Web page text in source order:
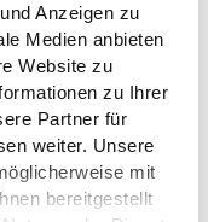
Anzeigen zu
Medien anbieten
Website zu
zu Ihrer
Partner für
weiter. Unsere
mit
bereitgestellt
Weise
PASS
Von „Hochsitz
statt
Tiefschlaf“ bis
Otterpicknick.
© OHT OliverFranke